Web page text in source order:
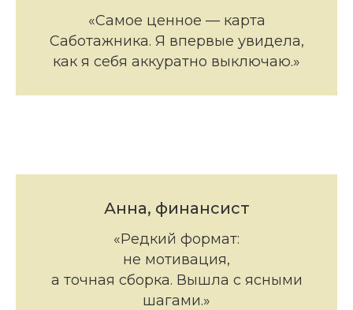
«Самое ценное — карта
Саботажника. Я впервые увидела,
как я себя аккуратно выключаю.»
Анна, финансист
«Редкий формат:
не мотивация,
а точная сборка. Вышла с ясными
шагами.»